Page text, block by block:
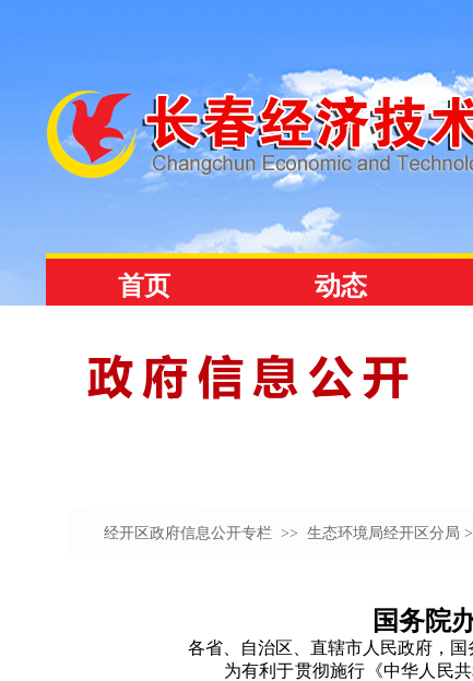
经开区政府信息公开专栏 >> 生态环境局经开区分局
国务院
各省、自治区、直辖市人民政府，国
为有利于贯彻施行《中华人民共